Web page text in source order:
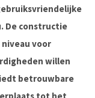
De constructie
voor
willen
betrouwbare